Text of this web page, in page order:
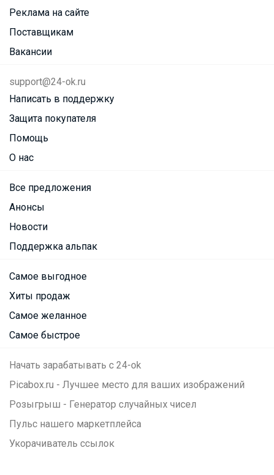
Реклама на сайте
Поставщикам
Вакансии
support@24-ok.ru
Написать в поддержку
Защита покупателя
Помощь
О нас
Все предложения
Анонсы
Новости
Поддержка альпак
Самое выгодное
Хиты продаж
Самое желанное
Самое быстрое
Начать зарабатывать с 24-ok
Picabox.ru - Лучшее место для ваших изображений
Розыгрыш - Генератор случайных чисел
Пульс нашего маркетплейса
Укорачиватель ссылок